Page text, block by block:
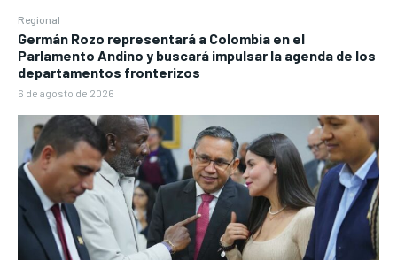
Regional
Germán Rozo representará a Colombia en el
Parlamento Andino y buscará impulsar la agenda de los
departamentos fronterizos
6 de agosto de 2026